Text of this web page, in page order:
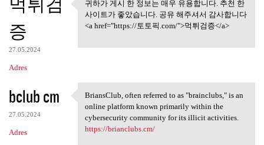
증
27.05.2024
Adres
귀하가 게시 한 정보는 매우 유용
합니다. 추천 한
귀하가 게시 한 정보는 매우 유용합니다. 추천 한
사이트가 좋았습니다. 공유 해주셔서 감사합니다
<a href="https://토토픽.com/">먹튀검증</a>
bclub cm
27.05.2024
Adres
BriansClub, often referred to
BriansClub, often referred to as "brainclubs," is an
online platform known primarily within the
cybersecurity community for its illicit activities.
https://brianclubs.cm/